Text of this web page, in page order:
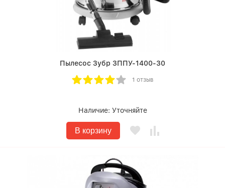
Пылесос Зубр ЗППУ-1400-30
1 отзыв
Наличие: Уточняйте
В корзину